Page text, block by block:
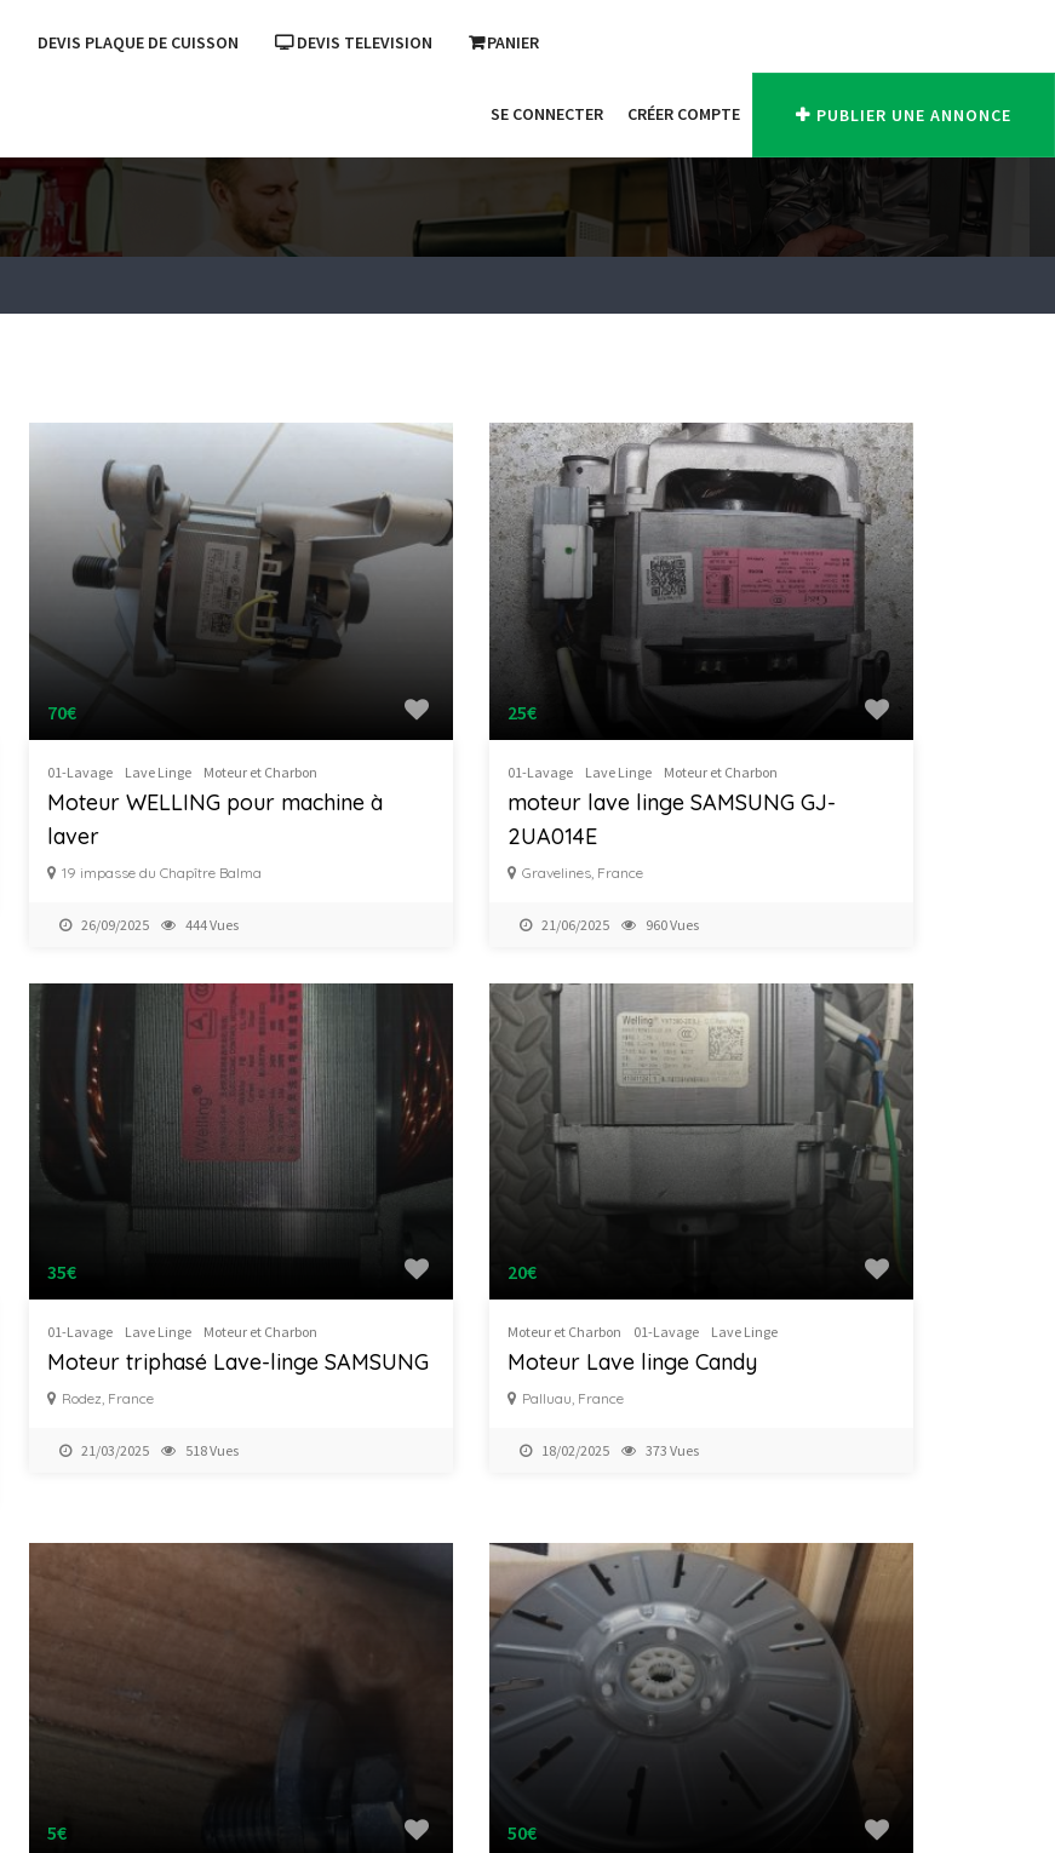
DEVIS PLAQUE DE CUISSON DEVIS TELEVISION PANIER
SE CONNECTER CRÉER COMPTE PUBLIER UNE ANNONCE
70€
01-Lavage Lave Linge Moteur et Charbon
Moteur WELLING pour machine à
laver
19 impasse du Chapître Balma
26/09/2025 444 Vues
25€
01-Lavage Lave Linge Moteur et Charbon
moteur lave linge SAMSUNG GJ-
2UA014E
Gravelines, France
21/06/2025 960 Vues
35€
01-Lavage Lave Linge Moteur et Charbon
Moteur triphasé Lave-linge SAMSUNG
Rodez, France
21/03/2025 518 Vues
20€
Moteur et Charbon 01-Lavage Lave Linge
Moteur Lave linge Candy
Palluau, France
18/02/2025 373 Vues
5€ 50€